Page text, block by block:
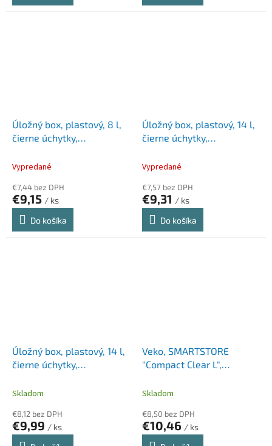
Úložný box, plastový, 8 l,
čierne úchytky,
priehľadný
Vypredané
€7,44 bez DPH
€9,15 / ks
Do košíka
Úložný box, plastový, 14 l,
čierne úchytky,
priehľadný
Vypredané
€7,57 bez DPH
€9,31 / ks
Do košíka
Úložný box, plastový, 14 l,
čierne úchytky,
priehľadný
Skladom
€8,12 bez DPH
€9,99 / ks
Veko, SMARTSTORE
"Compact Clear L",
Skladom
€8,50 bez DPH
€10,46 / ks